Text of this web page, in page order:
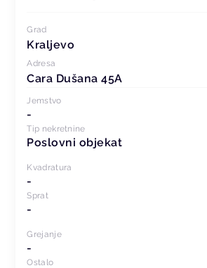
Grad
Kraljevo
Adresa
Cara Dušana 45A
Jemstvo
-
Tip nekretnine
Poslovni objekat
Kvadratura
-
Sprat
-
Grejanje
-
Ostalo